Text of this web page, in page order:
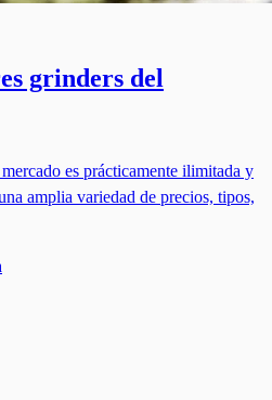
grinders del
es prácticamente ilimitada y
amplia variedad de precios, tipos,